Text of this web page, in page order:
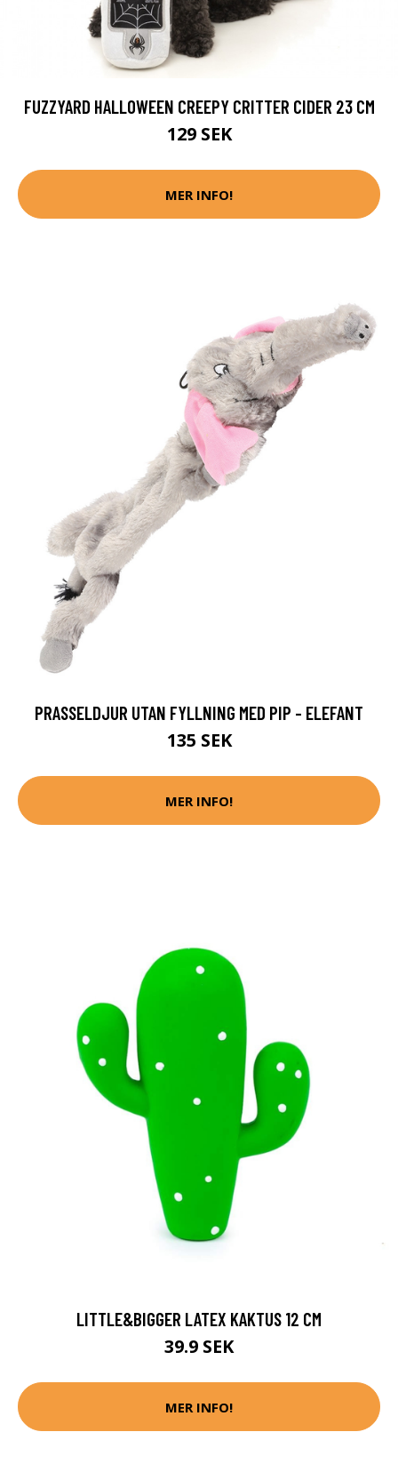
FUZZYARD HALLOWEEN CREEPY CRITTER CIDER 23 CM
129 SEK
MER INFO!
PRASSELDJUR UTAN FYLLNING MED PIP - ELEFANT
135 SEK
MER INFO!
LITTLE&BIGGER LATEX KAKTUS 12 CM
39.9 SEK
MER INFO!